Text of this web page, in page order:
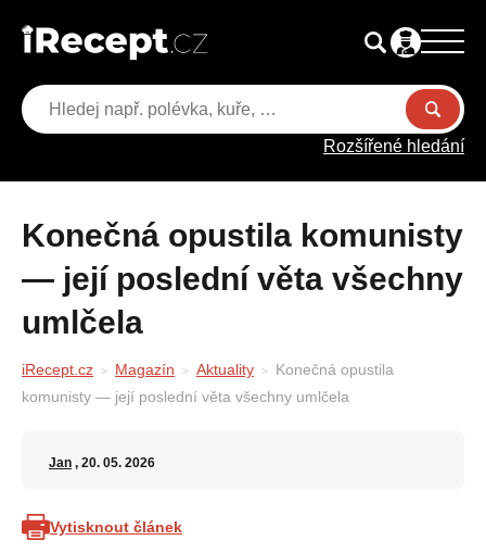
Rozšířené hledání
Konečná opustila komunisty
— její poslední věta všechny
umlčela
iRecept.cz Magazín Aktuality
Konečná opustila
komunisty — její poslední věta všechny umlčela
Jan , 20. 05. 2026
Vytisknout článek